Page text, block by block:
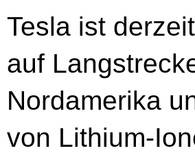
Tesla ist
auf
Nordamerika
von Lithium-